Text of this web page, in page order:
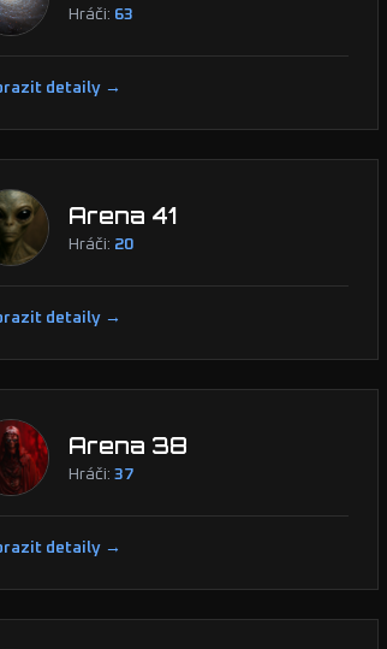
Hráči: 63
detaily →
Arena 41
Hráči: 20
detaily →
Arena 38
Hráči: 37
detaily →